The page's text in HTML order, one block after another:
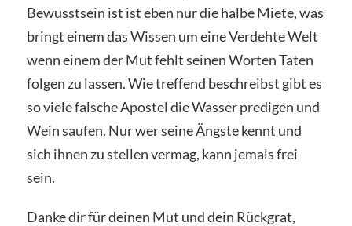
Bewusstsein ist ist eben nur die halbe Miete, was
bringt einem das Wissen um eine Verdehte Welt
wenn einem der Mut fehlt seinen Worten Taten
folgen zu lassen. Wie treffend beschreibst gibt es
so viele falsche Apostel die Wasser predigen und
Wein saufen. Nur wer seine Ängste kennt und
sich ihnen zu stellen vermag, kann jemals frei
sein.
Danke dir für deinen Mut und dein Rückgrat,